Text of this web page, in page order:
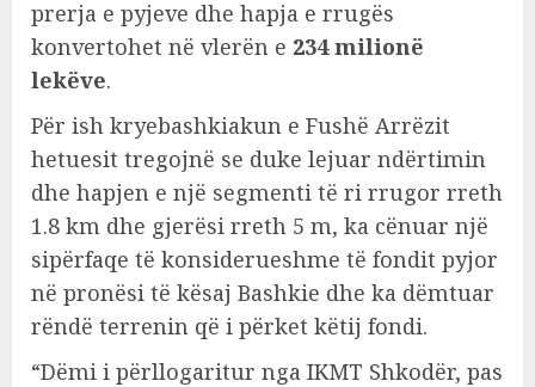
prerja e pyjeve dhe hapja e rrugës
konvertohet në vlerën e 234 milionë
lekëve.
Për ish kryebashkiakun e Fushë Arrëzit
hetuesit tregojnë se duke lejuar ndërtimin
dhe hapjen e një segmenti të ri rrugor rreth
1.8 km dhe gjerësi rreth 5 m, ka cënuar një
sipërfaqe të konsiderueshme të fondit pyjor
në pronësi të kësaj Bashkie dhe ka dëmtuar
rëndë terrenin që i përket këtij fondi.
“Dëmi i përllogaritur nga IKMT Shkodër, pas